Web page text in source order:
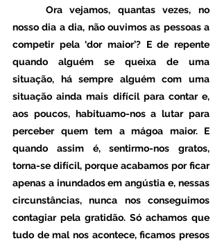
nosso dia a dia, não ouvimos as pessoas a
competir pela ‘dor maior’? E de repente
quando alguém se queixa de uma
situação, há sempre alguém com uma
situação ainda mais difícil para contar e,
aos poucos, habituamo-nos a lutar para
perceber quem tem a mágoa maior. E
quando assim é, sentirmo-nos gratos,
torna-se difícil, porque acabamos por ficar
apenas a inundados em angústia e, nessas
circunstâncias, nunca nos conseguimos
contagiar pela gratidão. Só achamos que
tudo de mal nos acontece, ficamos presos